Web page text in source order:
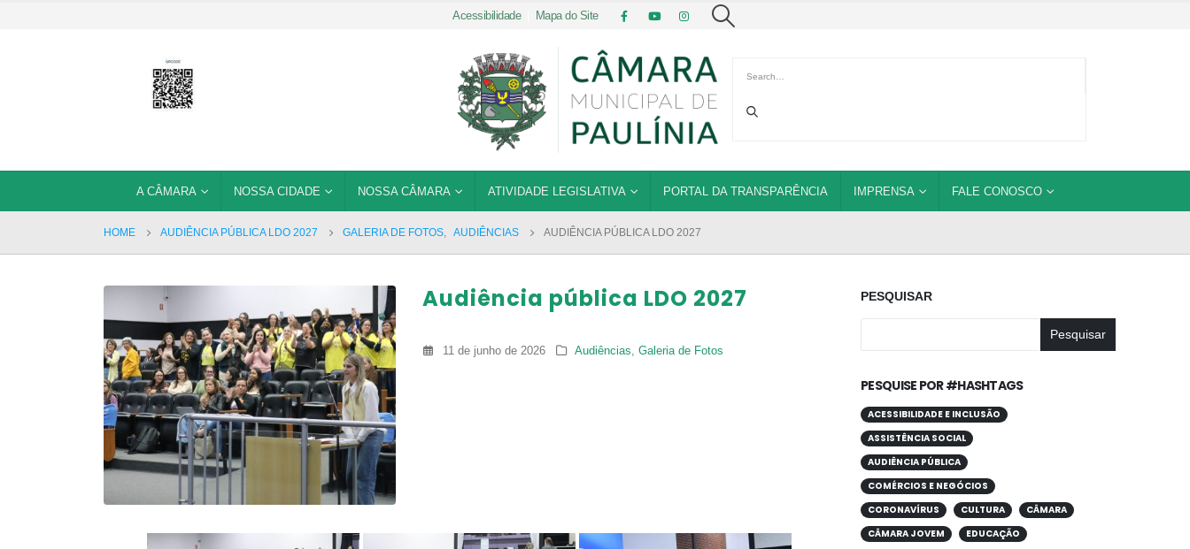
Acessibilidade| Mapa do Site
A CÂMARA NOSSA CIDADE NOSSA CÂMARA ATIVIDADE LEGISLATIVA PORTAL DA TRANSPARÊNCIA IMPRENSA FALE CONOSCO
HOME AUDIÊNCIA PÚBLICA LDO 2027 GALERIA DE FOTOS, AUDIÊNCIAS AUDIÊNCIA PÚBLICA LDO 2027
Audiência pública LDO 2027
11 de junho de 2026 Audiências,Galeria de Fotos
PESQUISAR
Pesquisar
PESQUISE POR #HASHTAGS
ACESSIBILIDADE E INCLUSÃO
ASSISTÊNCIA SOCIAL
AUDIÊNCIA PÚBLICA
COMÉRCIOS E NEGÓCIOS
CORONAVÍRUS
CULTURA
CÂMARA
CÂMARA JOVEM
EDUCAÇÃO